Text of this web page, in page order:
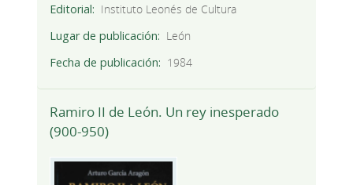
Editorial
Instituto Leonés de Cultura
Lugar de publicación
León
Fecha de publicación
1984
Ramiro II de León. Un rey inesperado
(900-950)